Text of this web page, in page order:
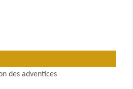
des adventices